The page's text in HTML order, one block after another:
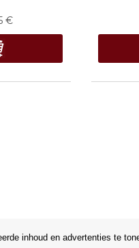
inhoud en advertenties te
€